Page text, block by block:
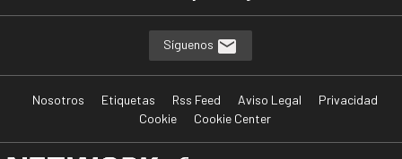
Síguenos
Nosotros Etiquetas Rss Feed Aviso Legal
Privacidad
Cookie
Cookie Center